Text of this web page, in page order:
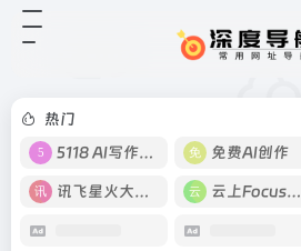
热门
5118 AI写作工具
免费AI创作
讯飞星火大模型 云上Focus接码